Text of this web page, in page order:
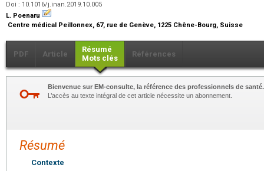
Doi : 10.1016/j.inan.2019.10.005
L. Poenaru
Centre médical Peillonnex, 67, rue de Genève, 1225 Chêne-Bourg, Suisse
PDF Article
Résumé
Mots clés
Références
Bienvenue sur EM-consulte, la référence des professionnels de santé.
L’accès au texte intégral de cet article nécessite un abonnement.
Résumé
Contexte